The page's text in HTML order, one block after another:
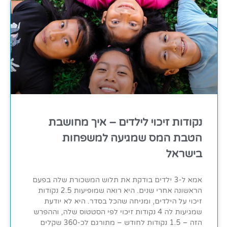
נקודות זיכוי לילדים – איך מחושבת
הטבת המס שמגיעה למשפחות
בישראל
אמא ל-3 ילדים בודקת את תלוש המשכורת שלה בפעם
הראשונה אחרי שנים. היא רואה שמופיעות 2.5 נקודות
זיכוי על הילדים, ומניחה שהכל בסדר. היא לא יודעת
שמגיעות לה 4 נקודות זיכוי לפי הסטטוס שלה, וההפרש
הזה – 1.5 נקודות לחודש – מתורגם לכ-360 שקלים